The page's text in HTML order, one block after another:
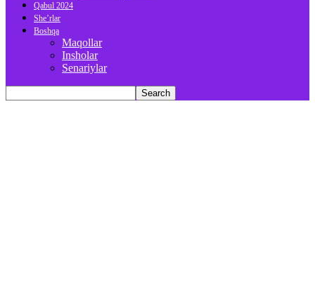
Qabul 2024
She’rlar
Boshqa
Maqollar
Insholar
Senariylar